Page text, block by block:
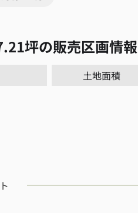
坪の販売区画情報
土地面積